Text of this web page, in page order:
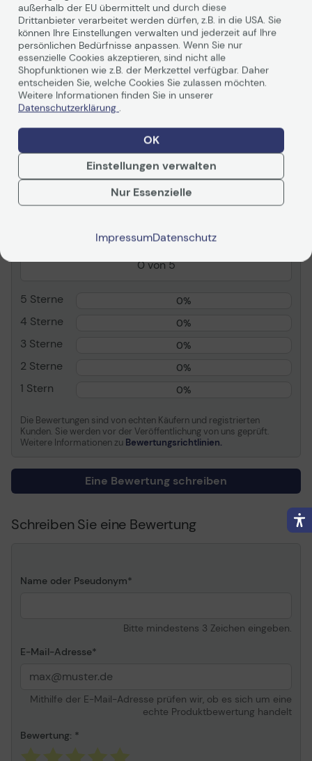
Herst.Art.Nr.
4060255
EAN
3362934003302
Hauptmerkmale
Produktbeschreibung
ThrustMaster Viper -
Control Panel
Anschlusstechnik
Kabelgebunden
Anzahl Tasten
32
Entwickelt für
PC
Produkttyp
Control Panel
Anzahl Tasten
Breite
Gewicht
928 g
Informationen zur Kompatibilität
PC
Weiterlesen
Bewertungen
Zusammenfassung
0 von 5
5 Sterne 0%
4 Sterne 0%
3 Sterne 0%
2 Sterne 0%
1 Stern 0%
Die Bewertungen sind von echten Käufern und registrierten
Kunden. Sie werden vor der Veröffentlichung von uns geprüft.
Weitere Informationen zu Bewertungsrichtlinien.
Eine Bewertung schreiben
Schreiben Sie eine Bewertung
Name oder Pseudonym
Bitte mindestens 3 Zeichen eingeben.
E-Mail-Adresse
Mithilfe der E-Mail-Adresse prüfen wir, ob es sich um eine
echte Produktbewertung handelt
Bewertung:
außerhalb der EU übermittelt und durch diese
Drittanbieter verarbeitet werden dürfen, z.B. in die USA. Sie
können Ihre Einstellungen verwalten und jederzeit auf Ihre
persönlichen Bedürfnisse anpassen. Wenn Sie nur
essenzielle Cookies akzeptieren, sind nicht alle
Shopfunktionen wie z.B. der Merkzettel verfügbar. Daher
entscheiden Sie, welche Cookies Sie zulassen möchten.
Weitere Informationen finden Sie in unserer
Datenschutzerklärung .
OK
Einstellungen verwalten
Nur Essenzielle
ImpressumDatenschutz